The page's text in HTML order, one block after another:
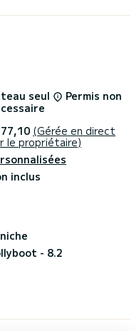
seul
Permis non
(Gérée en direct
le propriétaire)
inclus
- 8.2